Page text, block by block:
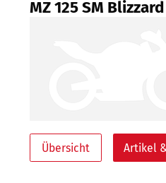
MZ 125 SM
Übersicht Artikel